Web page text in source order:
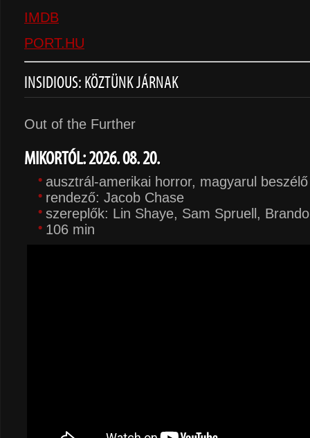
IMDB
PORT.HU
INSIDIOUS: KÖZTÜNK JÁRNAK
Out of the Further
MIKORTÓL: 2026. 08. 20.
ausztrál-amerikai horror, magyarul
rendező: Jacob Chase
szereplők: Lin Shaye, Sam Spruell,
106 min